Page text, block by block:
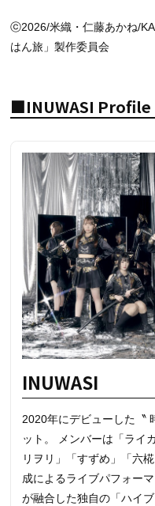
ⓒ2026/米織・仁藤あかね/
はん旅」製作委員会
■INUWASI Profile
INUWASI
2020年にデビューした〝
ット。 メンバーは「ライ
リヲリ」「すずめ」「六
成によるライブパフォー
が融合した独自の「ハイ